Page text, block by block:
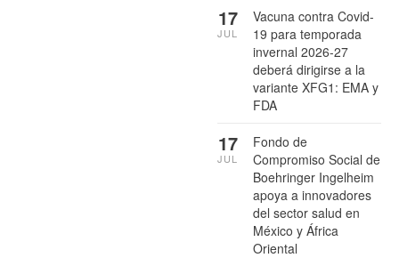
Vacuna contra Covid-
19 para temporada
invernal 2026-27
deberá dirigirse a la
variante XFG1: EMA y
FDA
17
JUL
Fondo de
Compromiso Social de
Boehringer Ingelheim
apoya a innovadores
del sector salud en
México y África
Oriental
17
JUL